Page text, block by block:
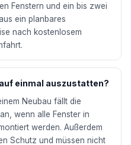
Fenstern und ein bis zwei
ein planbares
nach kostenlosem
einmal auszustatten?
Neubau fällt die
wenn alle Fenster in
werden. Außerdem
Schutz und müssen nicht